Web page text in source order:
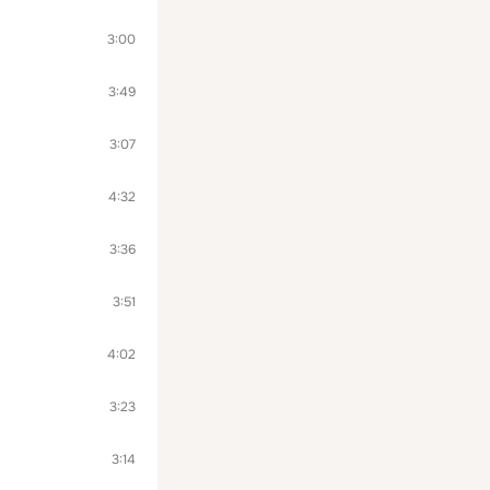
3:00
3:49
3:07
4:32
3:36
3:51
4:02
3:23
3:14